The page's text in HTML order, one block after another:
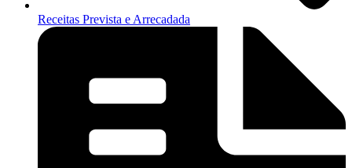
Receitas Prevista e Arrecadada